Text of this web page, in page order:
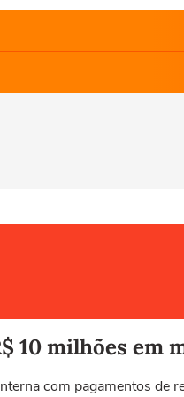
10 milhões
com pagamentos de